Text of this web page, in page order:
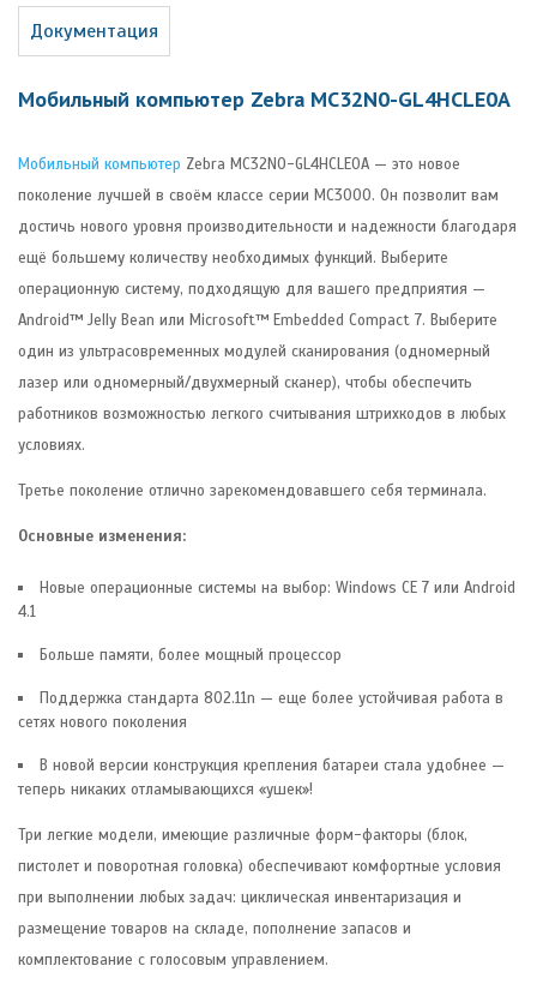
Документация
Мобильный компьютер Zebra MC32N0-GL4HCLE0A
Мобильный компьютер Zebra MC32N0-GL4HCLE0A — это новое
поколение лучшей в своём классе серии MC3000. Он позволит вам
достичь нового уровня производительности и надежности благодаря
ещё большему количеству необходимых функций. Выберите
операционную систему, подходящую для вашего предприятия —
Android™ Jelly Bean или Microsoft™ Embedded Compact 7. Выберите
один из ультрасовременных модулей сканирования (одномерный
лазер или одномерный/двухмерный сканер), чтобы обеспечить
работников возможностью легкого считывания штрихкодов в любых
условиях.
Третье поколение отлично зарекомендовавшего себя терминала.
Основные изменения:
Новые операционные системы на выбор: Windows CE 7 или Android
4.1
Больше памяти, более мощный процессор
Поддержка стандарта 802.11n — еще более устойчивая работа в
сетях нового поколения
В новой версии конструкция крепления батареи стала удобнее —
теперь никаких отламывающихся «ушек»!
Три легкие модели, имеющие различные форм-факторы (блок,
пистолет и поворотная головка) обеспечивают комфортные условия
при выполнении любых задач: циклическая инвентаризация и
размещение товаров на складе, пополнение запасов и
комплектование с голосовым управлением.